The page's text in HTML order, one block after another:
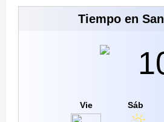
Tiempo en
Vie Sáb